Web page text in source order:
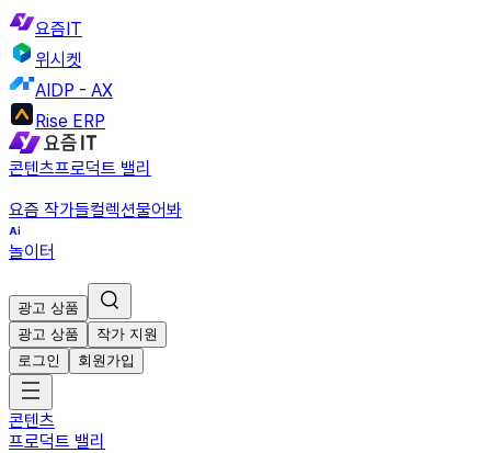
요즘IT
위시켓
AIDP - AX
Rise ERP
콘텐츠프로덕트 밸리
요즘 작가들컬렉션물어봐
놀이터
광고 상품
광고 상품
작가 지원
로그인
회원가입
콘텐츠
프로덕트 밸리